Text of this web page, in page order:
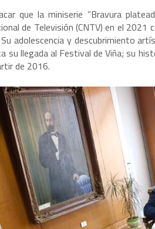
que la miniserie “Bravura
de Televisión (CNTV) en el
adolescencia y descubrimiento
llegada al Festival de Viña; su
de 2016.